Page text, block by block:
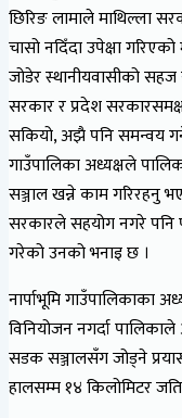
छिरिङ लामाले माथिल्ला
चासो नदिँदा उपेक्षा
जोडेर स्थानीयवासीको
सरकार र प्रदेश
सकियो, अझै पनि समन्वय
गाउँपालिका अध्यक्षले
सञ्जाल खन्ने काम गरिरहनु
सरकारले सहयोग नगरे पनि
गरेको उनको भनाइ छ ।
नार्पाभूमि गाउँपालिकाका
विनियोजन नगर्दा
सडक सञ्जालसँग जोड्ने
हालसम्म १४ किलोमिटर